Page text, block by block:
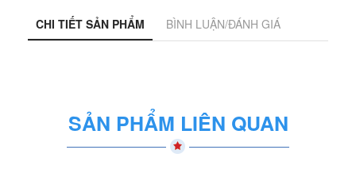
CHI TIẾT SẢN PHẨM BÌNH LUẬN/ĐÁNH GIÁ
SẢN PHẨM LIÊN QUAN